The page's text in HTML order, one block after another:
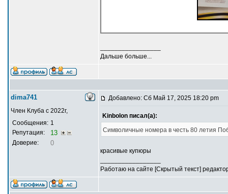
Дальше больше...
dima741
Член Клуба с 2022г,
Сообщения: 1
Репутация:
13
Доверие: 0
Добавлено: Сб Май 17, 2025 18:20 pm
Kinbolon писал(а):
Символичные номера в честь 80 летия
красивые купюры
Работаю на сайте [Скрытый текст]